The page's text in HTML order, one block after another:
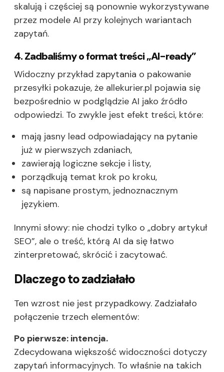
skalują i częściej są ponownie wykorzystywane
przez modele AI przy kolejnych wariantach
zapytań.
4. Zadbaliśmy o format treści „AI-ready”
Widoczny przykład zapytania o pakowanie
przesyłki pokazuje, że allekurier.pl pojawia się
bezpośrednio w podglądzie AI jako źródło
odpowiedzi. To zwykle jest efekt treści, które:
mają jasny lead odpowiadający na pytanie
już w pierwszych zdaniach,
zawierają logiczne sekcje i listy,
porządkują temat krok po kroku,
są napisane prostym, jednoznacznym
językiem.
Innymi słowy: nie chodzi tylko o „dobry artykuł
SEO”, ale o treść, którą AI da się łatwo
zinterpretować, skrócić i zacytować.
Dlaczego to zadziałało
Ten wzrost nie jest przypadkowy. Zadziałało
połączenie trzech elementów:
Po pierwsze: intencja.
Zdecydowana większość widoczności dotyczy
zapytań informacyjnych. To właśnie na takich